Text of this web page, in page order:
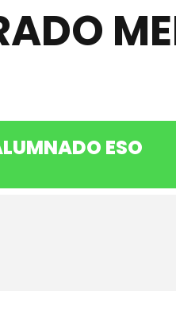
ESO
CEIR-ARCO Aragó: